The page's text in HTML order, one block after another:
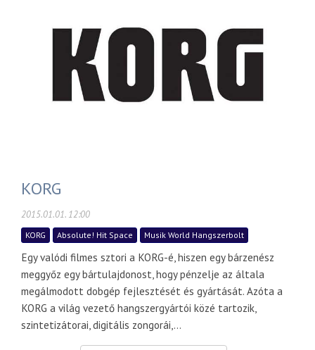
KORG
2015.01.01. 12:00
KORG Absolute! Hit Space Musik World Hangszerbolt
Egy valódi filmes sztori a KORG-é, hiszen egy bárzenész
meggyőz egy bártulajdonost, hogy pénzelje az általa
megálmodott dobgép fejlesztését és gyártását. Azóta a
KORG a világ vezető hangszergyártói közé tartozik,
szintetizátorai, digitális zongorái,...